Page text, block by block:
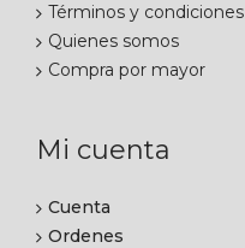
Términos y condiciones
Quienes somos
Compra por mayor
Mi cuenta
Cuenta
Ordenes